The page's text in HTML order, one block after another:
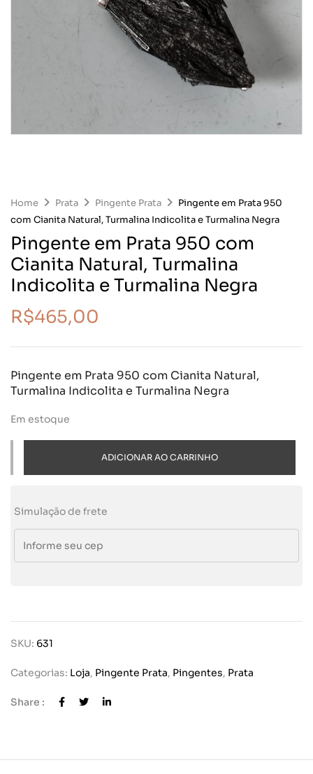
Home Prata Pingente Prata
Pingente em Prata 950
com Cianita Natural, Turmalina Indicolita e Turmalina Negra
Pingente em Prata 950 com
Cianita Natural, Turmalina
Indicolita e Turmalina Negra
R$465,00
Pingente em Prata 950 com Cianita Natural,
Turmalina Indicolita e Turmalina Negra
Em estoque
ADICIONAR AO CARRINHO
Simulação de frete
SKU: 631
Categorias: Loja, Pingente Prata, Pingentes, Prata
Share :